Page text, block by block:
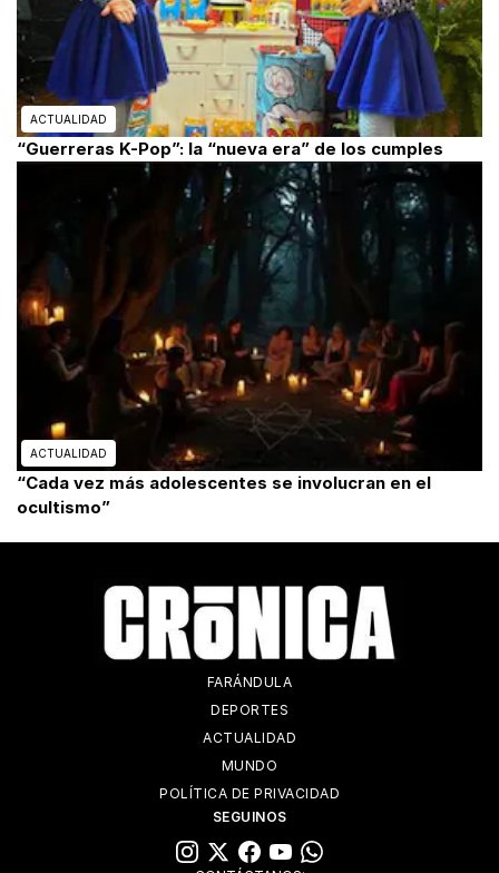
ACTUALIDAD
“Guerreras K-Pop”: la “nueva era” de los cumples
ACTUALIDAD
“Cada vez más adolescentes se involucran en el
ocultismo”
FARÁNDULA
DEPORTES
ACTUALIDAD
MUNDO
POLÍTICA DE PRIVACIDAD
SEGUINOS